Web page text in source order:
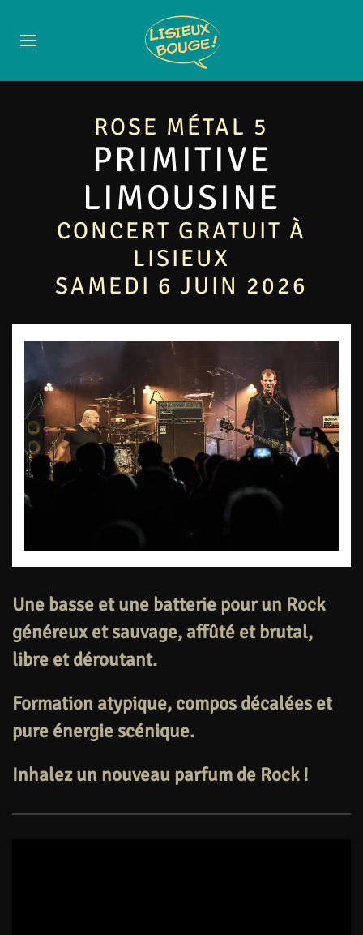
ROSE MÉTAL 5
PRIMITIVE
LIMOUSINE
CONCERT GRATUIT À
LISIEUX
SAMEDI 6 JUIN 2026
Une basse et une batterie pour un Rock
généreux et sauvage, affûté et brutal,
libre et déroutant.
Formation atypique, compos décalées et
pure énergie scénique.
Inhalez un nouveau parfum de Rock !